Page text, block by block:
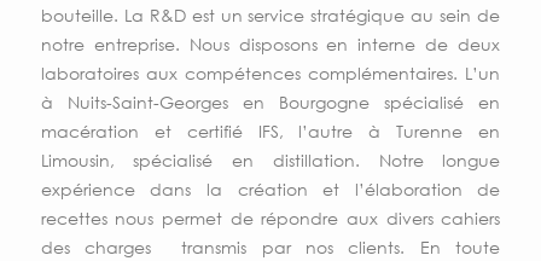
bouteille. La R&D est un service stratégique au sein de
notre entreprise. Nous disposons en interne de deux
laboratoires aux compétences complémentaires. L’un
à Nuits-Saint-Georges en Bourgogne spécialisé en
macération et certifié IFS, l’autre à Turenne en
Limousin, spécialisé en distillation. Notre longue
expérience dans la création et l’élaboration de
recettes nous permet de répondre aux divers cahiers
des charges transmis par nos clients. En toute